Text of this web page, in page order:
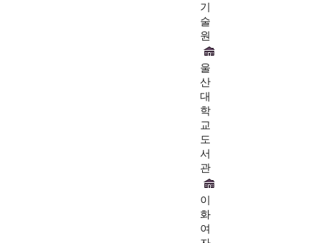
기
술
원
울
산
대
학
교
도
서
관
이
화
여